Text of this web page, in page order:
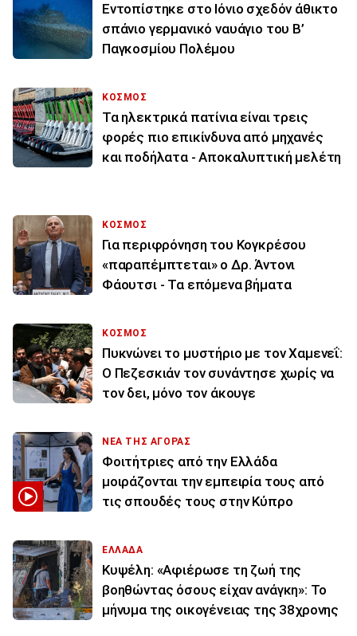
Εντοπίστηκε στο Ιόνιο σχεδόν άθικτο
σπάνιο γερμανικό ναυάγιο του Β’
Παγκοσμίου Πολέμου
ΚΟΣΜΟΣ
Τα ηλεκτρικά πατίνια είναι τρεις
φορές πιο επικίνδυνα από μηχανές
και ποδήλατα - Αποκαλυπτική μελέτη
ΚΟΣΜΟΣ
Για περιφρόνηση του Κογκρέσου
«παραπέμπτεται» ο Δρ. Άντονι
Φάουτσι - Τα επόμενα βήματα
ΚΟΣΜΟΣ
Πυκνώνει το μυστήριο με τον Χαμενεΐ:
Ο Πεζεσκιάν τον συνάντησε χωρίς να
τον δει, μόνο τον άκουγε
ΝΕΑ ΤΗΣ ΑΓΟΡΑΣ
Φοιτήτριες από την Ελλάδα
μοιράζονται την εμπειρία τους από
τις σπουδές τους στην Κύπρο
ΕΛΛΑΔΑ
Κυψέλη: «Αφιέρωσε τη ζωή της
βοηθώντας όσους είχαν ανάγκη»: Το
μήνυμα της οικογένειας της 38χρονης